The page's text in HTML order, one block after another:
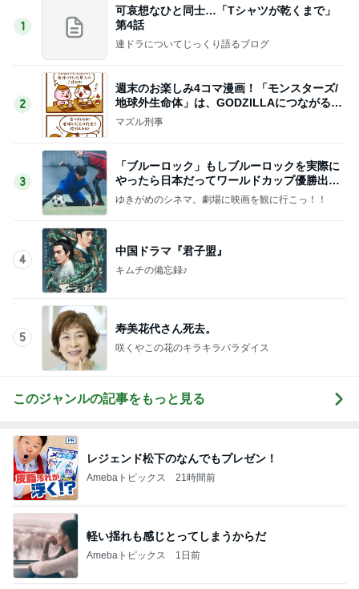
1
可哀想なひと同士…「Tシャツが乾くまで」
第4話
連ドラについてじっくり語るブログ
2
週末のお楽しみ4コマ漫画！「モンスターズ/
地球外生命体」は、GODZILLAにつながる出
世作！
マズル刑事
3
「ブルーロック」もしブルーロックを実際に
やったら日本だってワールドカップ優勝出来
るかもしれません
ゆきがめのシネマ。劇場に映画を観に行こっ！！
4
中国ドラマ『君子盟』
キムチの備忘録♪
5
寿美花代さん死去。
咲くやこの花のキラキラパラダイス
このジャンルの記事をもっと見る
レジェンド松下のなんでもプレゼン！
Amebaトピックス 21時間前
軽い揺れも感じとってしまうからだ
Amebaトピックス 1日前